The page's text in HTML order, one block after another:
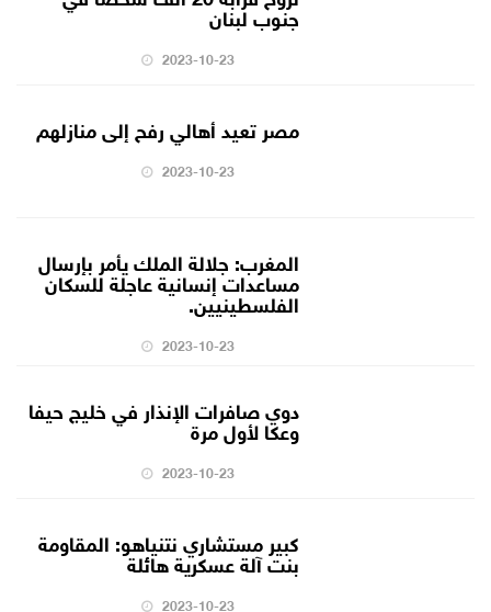
جنوب لبنان
2023-10-23
مصر تعيد أهالي رفح إلى منازلهم
2023-10-23
المغرب: جلالة الملك يأمر بإرسال
مساعدات إنسانية عاجلة للسكان
الفلسطينيين.
2023-10-23
دوي صافرات الإنذار في خليج حيفا
وعكا لأول مرة
2023-10-23
كبير مستشاري نتنياهو: المقاومة
بنت آلة عسكرية هائلة
2023-10-23